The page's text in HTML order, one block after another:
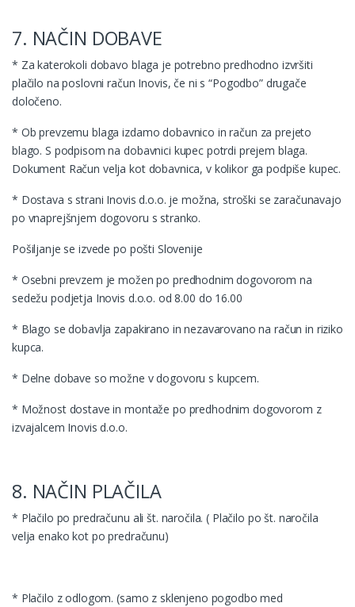
7. NAČIN DOBAVE
* Za katerokoli dobavo blaga je potrebno predhodno izvršiti
plačilo na poslovni račun Inovis, če ni s “Pogodbo” drugače
določeno.
* Ob prevzemu blaga izdamo dobavnico in račun za prejeto
blago. S podpisom na dobavnici kupec potrdi prejem blaga.
Dokument Račun velja kot dobavnica, v kolikor ga podpiše kupec.
* Dostava s strani Inovis d.o.o. je možna, stroški se zaračunavajo
po vnaprejšnjem dogovoru s stranko.
Pošiljanje se izvede po pošti Slovenije
* Osebni prevzem je možen po predhodnim dogovorom na
sedežu podjetja Inovis d.o.o. od 8.00 do 16.00
* Blago se dobavlja zapakirano in nezavarovano na račun in riziko
kupca.
* Delne dobave so možne v dogovoru s kupcem.
* Možnost dostave in montaže po predhodnim dogovorom z
izvajalcem Inovis d.o.o.
8. NAČIN PLAČILA
* Plačilo po predračunu ali št. naročila. ( Plačilo po št. naročila
velja enako kot po predračunu)
* Plačilo z odlogom. (samo z sklenjeno pogodbo med